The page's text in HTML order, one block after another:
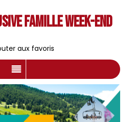
famille week-end
aux favoris